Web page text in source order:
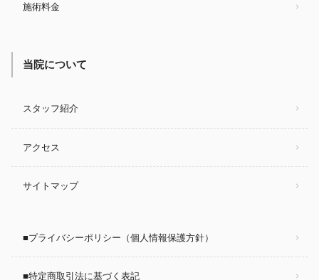
施術料金
当院について
スタッフ紹介
アクセス
サイトマップ
■プライバシーポリシー（個人情報保護方針）
■特定商取引法に基づく表記